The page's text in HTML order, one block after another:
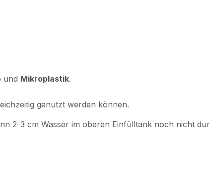
und Mikroplastik.
genutzt werden können.
2-3 cm Wasser im oberen Einfülltank noch nicht